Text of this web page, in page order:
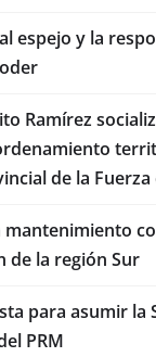
espejo y la
Ramírez
de la Fuerza
mantenimiento
de la región Sur
para asumir la
PRM